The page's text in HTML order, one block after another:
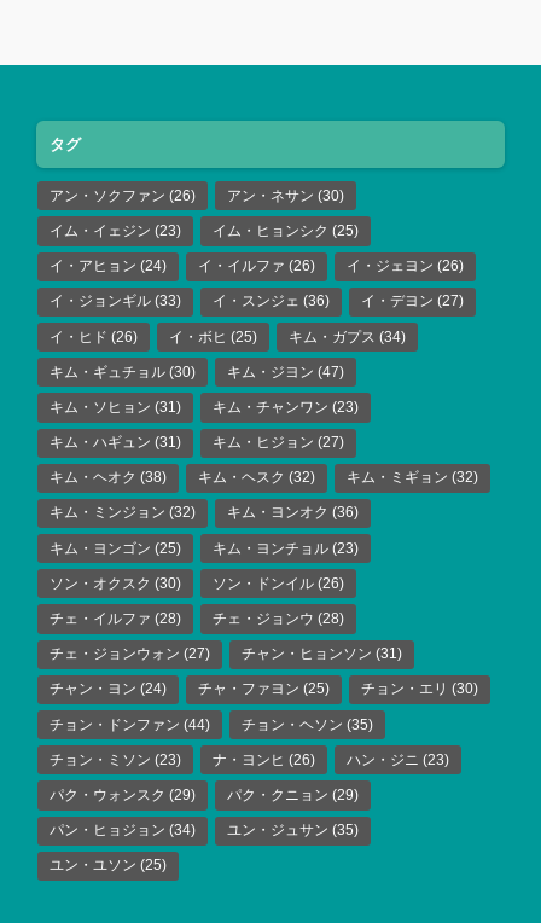
タグ
アン・ソクファン (26) アン・ネサン (30)
イム・イェジン (23) イム・ヒョンシク (25)
イ・アヒョン (24) イ・イルファ (26) イ・ジェヨン (26)
イ・ジョンギル (33) イ・スンジェ (36) イ・デヨン (27)
イ・ヒド (26) イ・ボヒ (25) キム・ガプス (34)
キム・ギュチョル (30) キム・ジヨン (47)
キム・ソヒョン (31) キム・チャンワン (23)
キム・ハギュン (31) キム・ヒジョン (27)
キム・ヘオク (38) キム・ヘスク (32) キム・ミギョン (32)
キム・ミンジョン (32) キム・ヨンオク (36)
キム・ヨンゴン (25) キム・ヨンチョル (23)
ソン・オクスク (30) ソン・ドンイル (26)
チェ・イルファ (28) チェ・ジョンウ (28)
チェ・ジョンウォン (27) チャン・ヒョンソン (31)
チャン・ヨン (24) チャ・ファヨン (25) チョン・エリ (30)
チョン・ドンファン (44) チョン・ヘソン (35)
チョン・ミソン (23) ナ・ヨンヒ (26) ハン・ジニ (23)
パク・ウォンスク (29) パク・クニョン (29)
パン・ヒョジョン (34) ユン・ジュサン (35)
ユン・ユソン (25)